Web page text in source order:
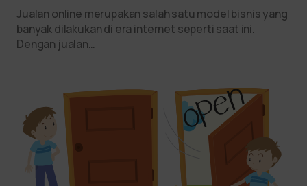
Jualan online merupakan salah satu model bisnis yang
banyak dilakukan di era internet seperti saat ini.
Dengan jualan…